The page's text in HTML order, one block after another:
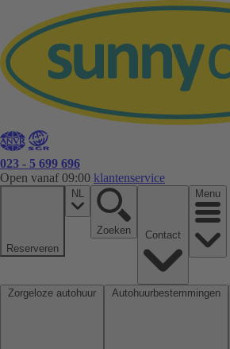
023 - 5 699 696
Open vanaf 09:00 klantenservice
Reserveren
NL
Zoeken
Menu